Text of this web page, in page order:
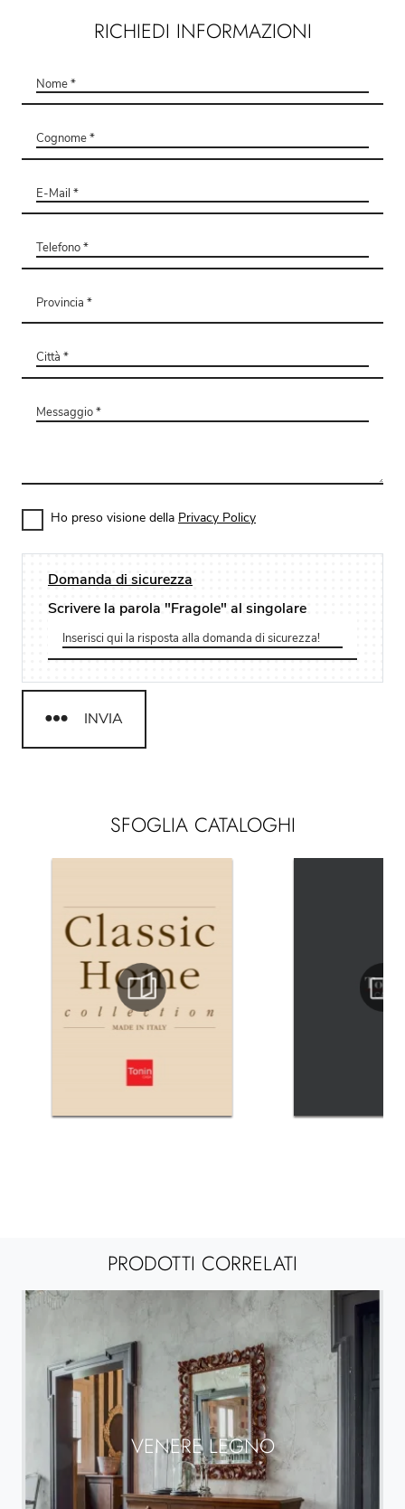
SFOGLIA CATALOGHI
RICHIEDI INFORMAZIONI
Ho preso visione della Privacy Policy
Domanda di sicurezza
Scrivere la parola "Fragole" al singolare
INVIA
PRODOTTI CORRELATI
VENERE LEGNO